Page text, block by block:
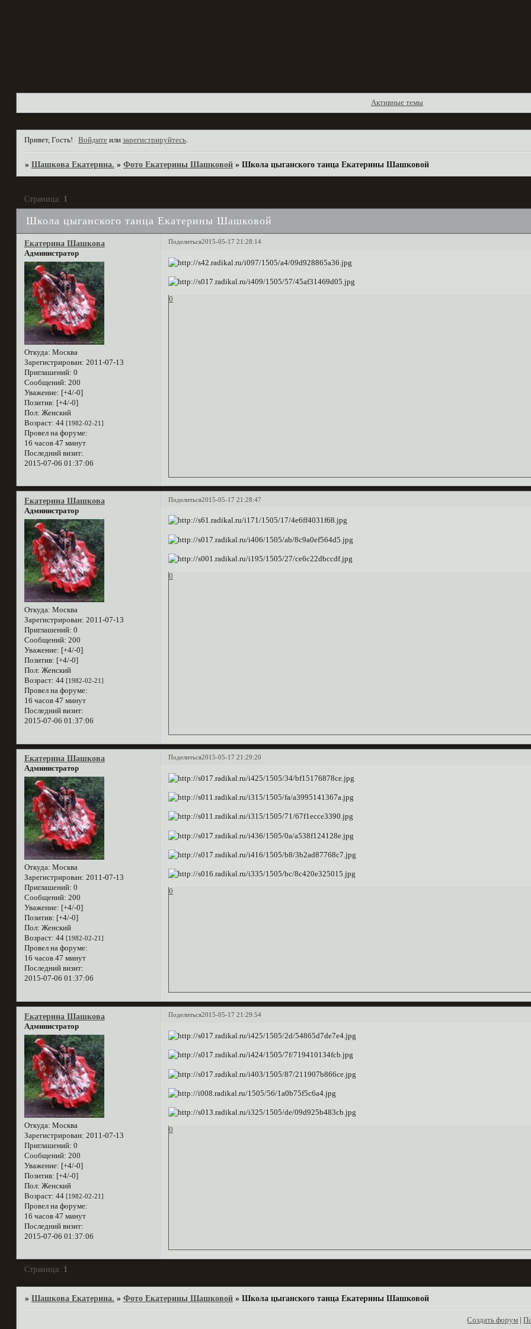
Активные темы
Привет, Гость! Войдите или зарегистрируйтесь.
» Шашкова Екатерина. » Фото Екатерины Шашковой » Школа цыганского танца Екатерины Шашковой
Школа цыганского танца Екатерины Шашковой
Страница: 1
Поделиться2015-05-17 21:28:14
Екатерина Шашкова
Администратор
Откуда: Москва
Зарегистрирован: 2011-07-13
Приглашений: 0
Сообщений: 200
Уважение: [+4/-0]
Позитив: [+4/-0]
Пол: Женский
Возраст: 44 [1982-02-21]
Провел на форуме:
16 часов 47 минут
Последний визит:
2015-07-06 01:37:06
0
Поделиться2015-05-17 21:28:47
Екатерина Шашкова
Администратор
Откуда: Москва
Зарегистрирован: 2011-07-13
Приглашений: 0
Сообщений: 200
Уважение: [+4/-0]
Позитив: [+4/-0]
Пол: Женский
Возраст: 44 [1982-02-21]
Провел на форуме:
16 часов 47 минут
Последний визит:
2015-07-06 01:37:06
0
Поделиться2015-05-17 21:29:20
Екатерина Шашкова
Администратор
Откуда: Москва
Зарегистрирован: 2011-07-13
Приглашений: 0
Сообщений: 200
Уважение: [+4/-0]
Позитив: [+4/-0]
Пол: Женский
Возраст: 44 [1982-02-21]
Провел на форуме:
16 часов 47 минут
Последний визит:
2015-07-06 01:37:06
0
Поделиться2015-05-17 21:29:54
Екатерина Шашкова
Администратор
Откуда: Москва
Зарегистрирован: 2011-07-13
Приглашений: 0
Сообщений: 200
Уважение: [+4/-0]
Позитив: [+4/-0]
Пол: Женский
Возраст: 44 [1982-02-21]
Провел на форуме:
16 часов 47 минут
Последний визит:
2015-07-06 01:37:06
0
Страница: 1
» Шашкова Екатерина. » Фото Екатерины Шашковой » Школа цыганского танца Екатерины Шашковой
Создать форум |